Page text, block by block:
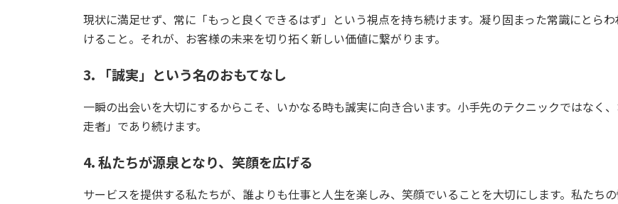
現状に満足せず、常に「もっと良くできるはず」という視点を持ち続けます。凝り固まった常識にとら
けること。それが、お客様の未来を切り拓く新しい価値に繋がります。
3. 「誠実」という名のおもてなし
一瞬の出会いを大切にするからこそ、いかなる時も誠実に向き合います。小手先のテクニックではなく
走者」であり続けます。
4. 私たちが源泉となり、笑顔を広げる
サービスを提供する私たちが、誰よりも仕事と人生を楽しみ、笑顔でいることを大切にします。私たち